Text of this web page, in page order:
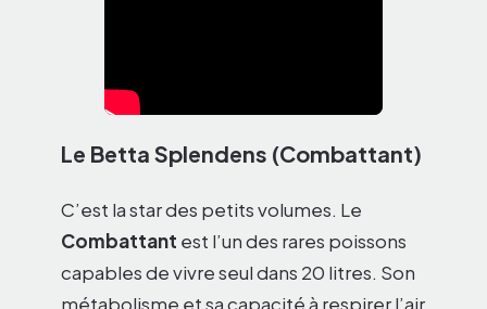
Le Betta Splendens (Combattant)
C’est la star des petits volumes. Le
Combattant est l’un des rares poissons
capables de vivre seul dans 20 litres. Son
métabolisme et sa capacité à respirer l’air